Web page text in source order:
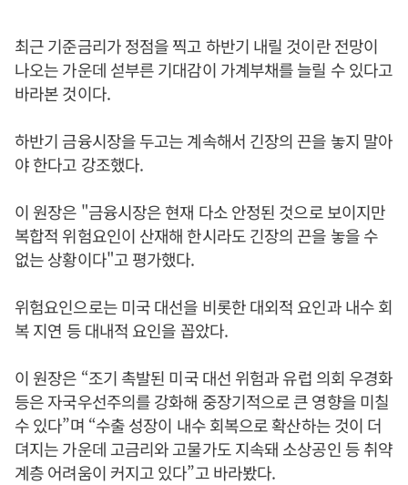
최근 기준금리가 정점을 찍고 하반기 내릴 것이란 전망이
나오는 가운데 섣부른 기대감이 가계부채를 늘릴 수 있다고
바라본 것이다.
하반기 금융시장을 두고는 계속해서 긴장의 끈을 놓지 말아
야 한다고 강조했다.
이 원장은 "금융시장은 현재 다소 안정된 것으로 보이지만
복합적 위험요인이 산재해 한시라도 긴장의 끈을 놓을 수
없는 상황이다"고 평가했다.
위험요인으로는 미국 대선을 비롯한 대외적 요인과 내수 회
복 지연 등 대내적 요인을 꼽았다.
이 원장은 “조기 촉발된 미국 대선 위험과 유럽 의회 우경화
등은 자국우선주의를 강화해 중장기적으로 큰 영향을 미칠
수 있다”며 “수출 성장이 내수 회복으로 확산하는 것이 더
뎌지는 가운데 고금리와 고물가도 지속돼 소상공인 등 취약
계층 어려움이 커지고 있다”고 바라봤다.